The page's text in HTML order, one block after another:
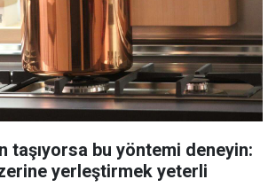
taşıyorsa bu yöntemi deneyin:
yerleştirmek yeterli